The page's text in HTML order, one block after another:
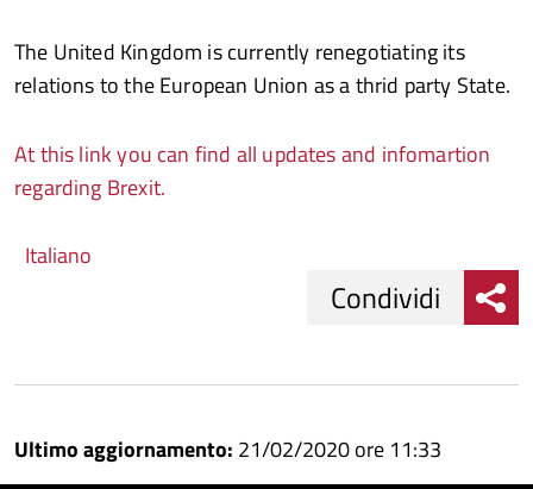
The United Kingdom is currently renegotiating its
relations to the European Union as a thrid party State.
At this link you can find all updates and infomartion
regarding Brexit.
Italiano
Facebook
su
Condividi
Condividi
Ultimo aggiornamento: 21/02/2020 ore 11:33